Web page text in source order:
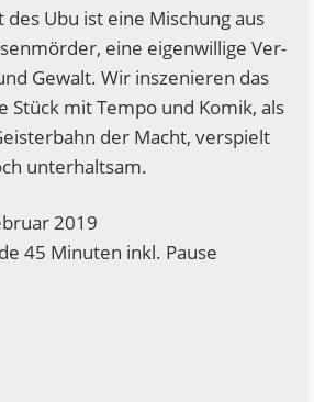
Ubu ist eine Mischung aus
eine eigen­wil­li­ge Ver­
Gewalt. Wir insze­nie­ren das
mit Tem­po und Komik, als
der Macht, ver­spielt
unterhaltsam.
2019
45 Minu­ten inkl. Pause